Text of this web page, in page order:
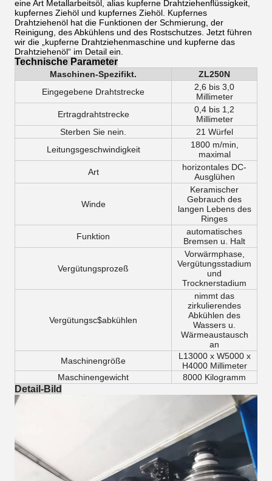
eine Art Metallarbeitsöl, alias kupferne Drahtziehenflüssigkeit,
kupfernes Ziehöl und kupfernes Ziehöl. Kupfernes
Drahtziehenöl hat die Funktionen der Schmierung, der
Reinigung, des Abkühlens und des Rostschutzes. Jetzt führen
wir die „kupferne Drahtziehenmaschine und kupferne das
Drahtziehenöl“ im Detail ein.
Technische Parameter
Maschinen-Spezifikt.
ZL250N
Eingegebene Drahtstrecke
2,6 bis 3,0
Millimeter
Ertragdrahtstrecke
0,4 bis 1,2
Millimeter
Sterben Sie nein.
21 Würfel
Leitungsgeschwindigkeit
1800 m/min,
maximal
Art
horizontales DC-
Ausglühen
Winde
Keramischer
Gebrauch des
langen Lebens des
Ringes
Funktion
automatisches
Bremsen u. Halt
Vergütungsprozeß
Vorwärmphase,
Vergütungsstadium
und
Trocknerstadium
Vergütungsc$abkühlen
nimmt das
zirkulierendes
Abkühlen des
Wassers u.
Wärmeaustausch
an
Maschinengröße
L13000 x W5000 x
H4000 Millimeter
Maschinengewicht
8000 Kilogramm
Detail-Bild